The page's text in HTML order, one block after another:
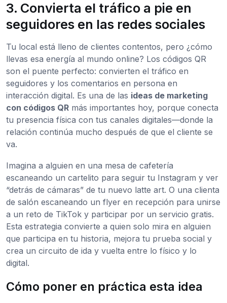
3. Convierta el tráfico a pie en
seguidores en las redes sociales
Tu local está lleno de clientes contentos, pero ¿cómo
llevas esa energía al mundo online? Los códigos QR
son el puente perfecto: convierten el tráfico en
seguidores y los comentarios en persona en
interacción digital. Es una de las ideas de marketing
con códigos QR más importantes hoy, porque conecta
tu presencia física con tus canales digitales—donde la
relación continúa mucho después de que el cliente se
va.
Imagina a alguien en una mesa de cafetería
escaneando un cartelito para seguir tu Instagram y ver
“detrás de cámaras” de tu nuevo latte art. O una clienta
de salón escaneando un flyer en recepción para unirse
a un reto de TikTok y participar por un servicio gratis.
Esta estrategia convierte a quien solo mira en alguien
que participa en tu historia, mejora tu prueba social y
crea un circuito de ida y vuelta entre lo físico y lo
digital.
Cómo poner en práctica esta idea